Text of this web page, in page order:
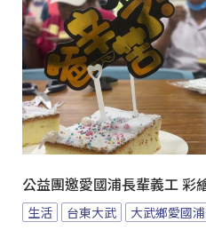
公益團邀愛國浦長輩義工 彩
生活 台東大武 大武鄉愛國